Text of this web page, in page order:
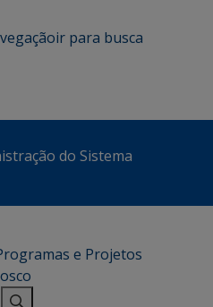
ir para busca
do Sistema
e Projetos